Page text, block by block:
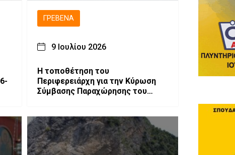
ΓΡΕΒΕΝΆ
9 Ιουλίου 2026
Η τοποθέτηση του
Περιφερειάρχη για την Κύρωση
Σύμβασης Παραχώρησης του